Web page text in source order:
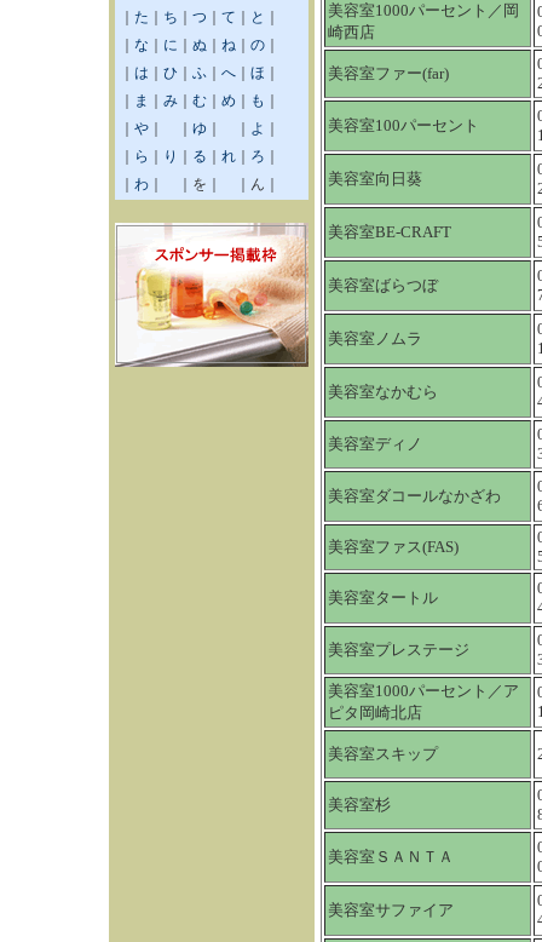
た ち つ て と
な に ぬ ね の
は ひ ふ へ ほ
ま み む め も
や ゆ よ
ら り る れ ろ
わ ｜ ｜を｜ ｜ん｜
美容室1000パーセント／岡
崎西店
美容室ファー(far)
美容室100パーセント
美容室向日葵
美容室BE‐CRAFT
美容室ばらつぼ
美容室ノムラ
美容室なかむら
美容室ディノ
美容室ダコールなかざわ
美容室ファス(FAS)
美容室タートル
美容室プレステージ
美容室1000パーセント／ア
ピタ岡崎北店
美容室スキップ
美容室杉
美容室ＳＡＮＴＡ
美容室サファイア